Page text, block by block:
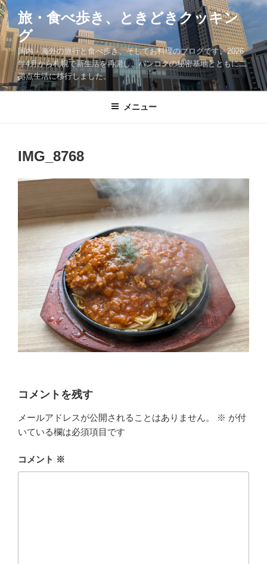
コ
ン
テ
ン
ツ
へ
ス
旅・食べ歩き、ときどきクッキン
グ
国内・海外の旅行と食べ歩き、そしてお料理のブログです。2026
年4月から札幌で新生活を再開し、バンコクの秘密基地とともに二
拠点生活に移行しました。
メニュー
IMG_8768
コメントを残す
メールアドレスが公開されることはありません。 ※ が付
いている欄は必須項目です
コメント ※